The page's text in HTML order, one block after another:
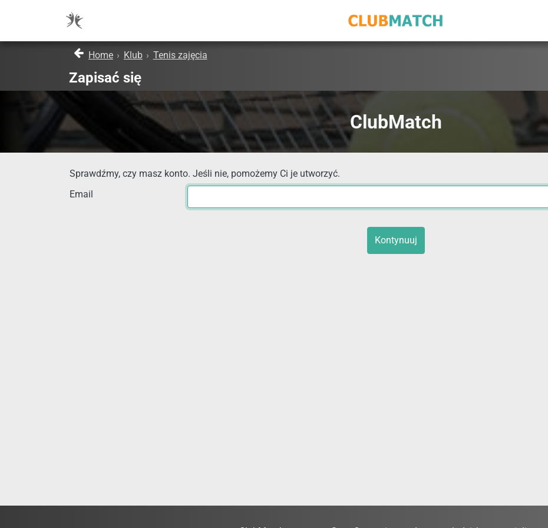
Home › Klub › Tenis zajęcia
Zapisać się
ClubMatch
Sprawdźmy, czy masz konto. Jeśli nie, pomożemy Ci je utworzyć.
Email
Kontynuuj